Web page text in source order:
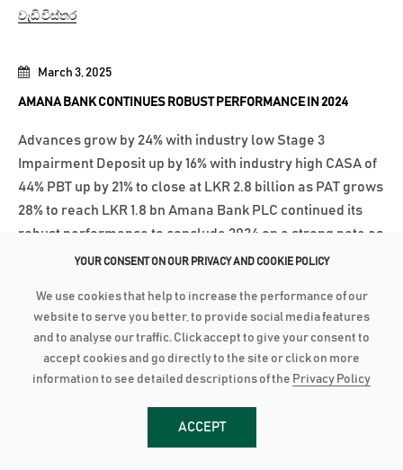
AMANA BANK EXPANDS TO KALPITIYA
March 3, 2025
AMANA BANK CONTINUES ROBUST PERFORMANCE IN 2024
Advances grow by 24% with industry low Stage 3
Impairment Deposit up by 16% with industry high CASA of
44% PBT up by 21% to close at LKR 2.8 billion as PAT grows
28% to reach LKR 1.8 bn Amana Bank PLC continued its
robust performance to conclude 2024 on a strong note as
the Bank recorded a Profit After...
වැඩි විස්තර
වැඩි විස්තර
YOUR CONSENT ON OUR PRIVACY AND COOKIE POLICY
We use cookies that help to increase the performance of our
website to serve you better, to provide social media features
and to analyse our traffic. Click accept to give your consent to
accept cookies and go directly to the site or click on more
information to see detailed descriptions of the Privacy Policy
ACCEPT